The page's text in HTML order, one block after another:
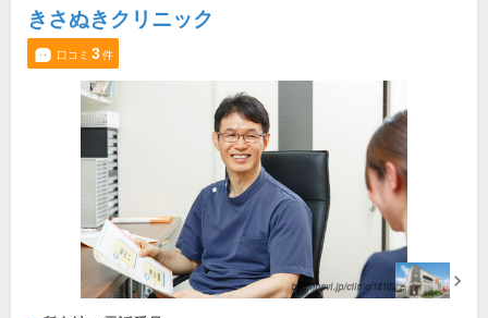
きさぬきクリニック
口コミ 3件